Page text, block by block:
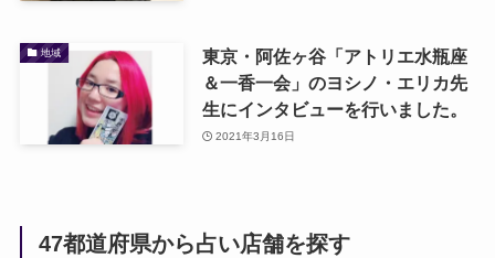
地域
東京・阿佐ヶ谷「アトリエ水瓶座
＆一香一会」のヨシノ・エリカ先
生にインタビューを行いました。
2021年3月16日
47都道府県から占い店舗を探す